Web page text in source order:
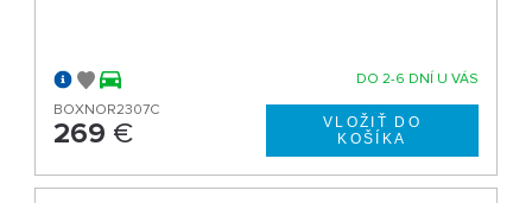
DO 2-6 DNÍ U VÁS
BOXNOR2307C
269 €